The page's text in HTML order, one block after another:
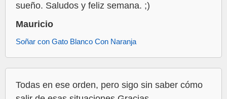
sueño. Saludos y feliz semana. ;)
Mauricio
Soñar con Gato Blanco Con Naranja
Todas en ese orden, pero sigo sin saber cómo